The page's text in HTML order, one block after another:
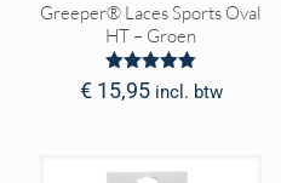
Greeper® Laces Sports Oval
HT – Groen
Waardering
5.00
€15,95 incl. btw